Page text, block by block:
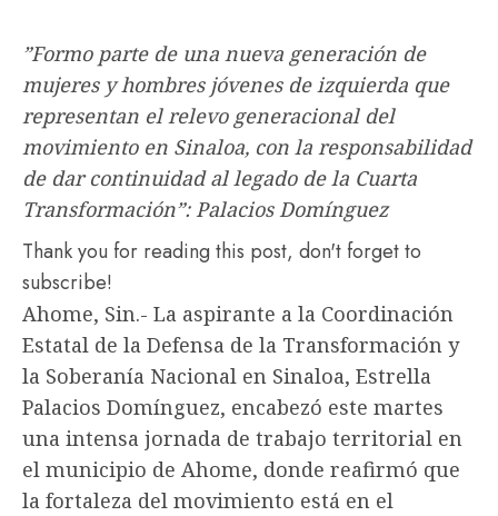
”Formo parte de una nueva generación de
mujeres y hombres jóvenes de izquierda que
representan el relevo generacional del
movimiento en Sinaloa, con la responsabilidad
de dar continuidad al legado de la Cuarta
Transformación”: Palacios Domínguez
Thank you for reading this post, don't forget to
subscribe!
Ahome, Sin.- La aspirante a la Coordinación
Estatal de la Defensa de la Transformación y
la Soberanía Nacional en Sinaloa, Estrella
Palacios Domínguez, encabezó este martes
una intensa jornada de trabajo territorial en
el municipio de Ahome, donde reafirmó que
la fortaleza del movimiento está en el